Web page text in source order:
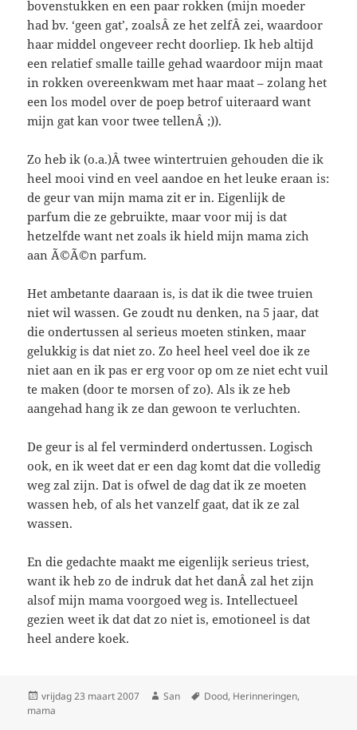
bovenstukken en een paar rokken (mijn moeder
had bv. ‘geen gat’, zoalsÂ ze het zelfÂ zei, waardoor
haar middel ongeveer recht doorliep. Ik heb altijd
een relatief smalle taille gehad waardoor mijn maat
in rokken overeenkwam met haar maat – zolang het
een los model over de poep betrof uiteraard want
mijn gat kan voor twee tellenÂ ;)).
Zo heb ik (o.a.)Â twee wintertruien gehouden die ik
heel mooi vind en veel aandoe en het leuke eraan is:
de geur van mijn mama zit er in. Eigenlijk de
parfum die ze gebruikte, maar voor mij is dat
hetzelfde want net zoals ik hield mijn mama zich
aan Ã©Ã©n parfum.
Het ambetante daaraan is, is dat ik die twee truien
niet wil wassen. Ge zoudt nu denken, na 5 jaar, dat
die ondertussen al serieus moeten stinken, maar
gelukkig is dat niet zo. Zo heel heel veel doe ik ze
niet aan en ik pas er erg voor op om ze niet echt vuil
te maken (door te morsen of zo). Als ik ze heb
aangehad hang ik ze dan gewoon te verluchten.
De geur is al fel verminderd ondertussen. Logisch
ook, en ik weet dat er een dag komt dat die volledig
weg zal zijn. Dat is ofwel de dag dat ik ze moeten
wassen heb, of als het vanzelf gaat, dat ik ze zal
wassen.
En die gedachte maakt me eigenlijk serieus triest,
want ik heb zo de indruk dat het danÂ zal het zijn
alsof mijn mama voorgoed weg is. Intellectueel
gezien weet ik dat dat zo niet is, emotioneel is dat
heel andere koek.
Geplaatst
op
vrijdag 23 maart 2007 Auteur
San Tags
Dood, Herinneringen,
mama